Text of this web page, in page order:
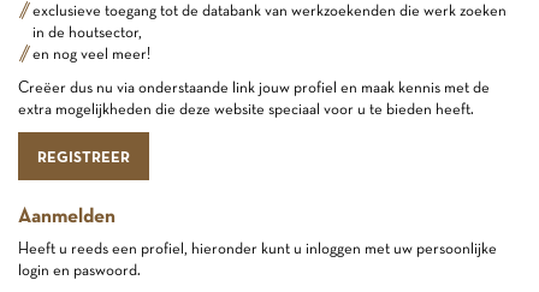
exclusieve toegang tot de databank van werkzoekenden die werk zoeken
in de houtsector,
en nog veel meer!
Creëer dus nu via onderstaande link jouw profiel en maak kennis met de
extra mogelijkheden die deze website speciaal voor u te bieden heeft.
REGISTREER
Aanmelden
Heeft u reeds een profiel, hieronder kunt u inloggen met uw persoonlijke
login en paswoord.